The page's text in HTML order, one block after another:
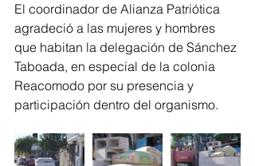
El coordinador de Alianza Patriótica
agradeció a las mujeres y hombres
que habitan la delegación de Sánchez
Taboada, en especial de la colonia
Reacomodo por su presencia y
participación dentro del organismo.